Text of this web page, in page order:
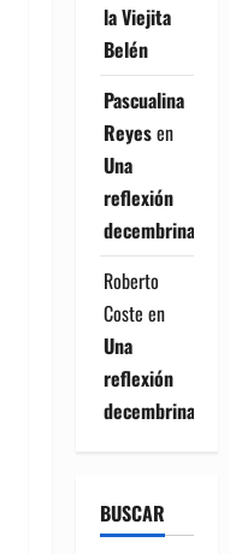
la Viejita
Belén
Pascualina
Reyesen
Una
reflexión
decembrina
Roberto
Coste en
Una
reflexión
decembrina
BUSCAR